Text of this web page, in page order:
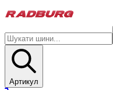
Артикул